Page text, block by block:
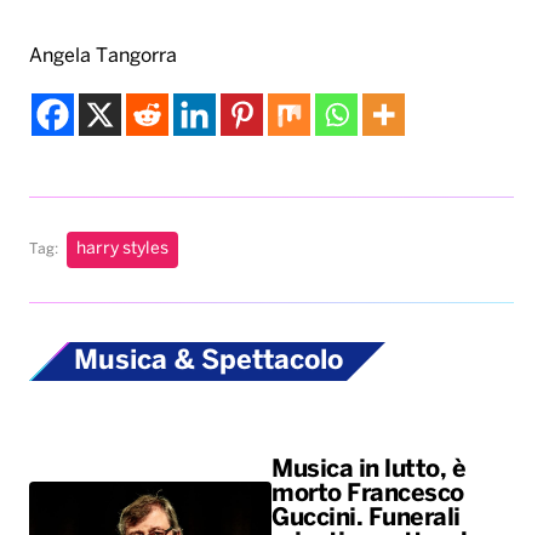
Angela Tangorra
Tag: harry styles
Musica & Spettacolo
Musica in lutto, è
morto Francesco
Guccini. Funerali